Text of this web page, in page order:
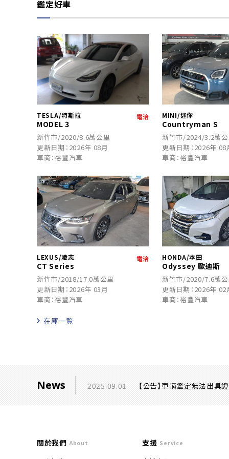
鑑定好車
TESLA/特斯拉
MODEL 3
電洽
新竹市/2020/8.6萬公里
更新日期：2026年 08月
車商：裕豐汽車
MINI/迷你
Countryman S
新竹市/2024/3.2萬
更新日期：2026年 08
車商：裕豐汽車
LEXUS/凌志
CT Series
電洽
新竹市/2018/17.0萬公里
更新日期：2026年 03月
車商：裕豐汽車
HONDA/本田
Odyssey 歐迪斯
新竹市/2020/7.6萬
更新日期：2026年 02
車商：裕豐汽車
在庫一覧
News 2025.09.01 【公告】車輛鑑定無法出具
關於我們 About 支援 Service